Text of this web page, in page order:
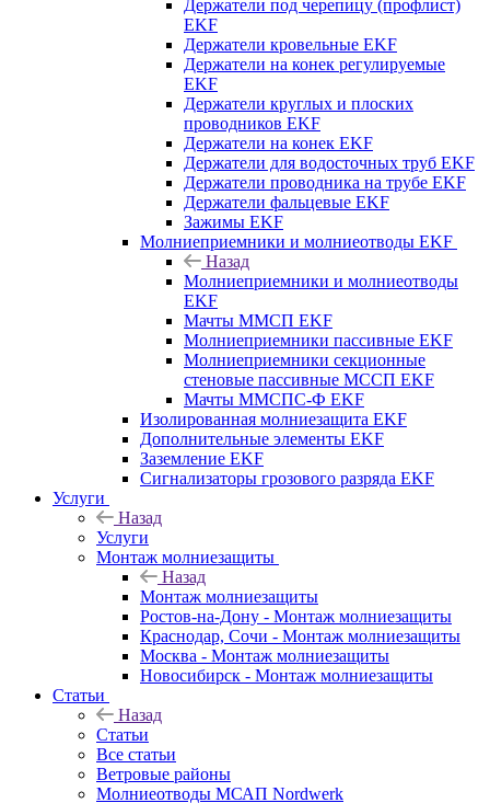
Держатели под черепицу (профлист)
EKF
Держатели кровельные EKF
Держатели на конек регулируемые
EKF
Держатели круглых и плоских
проводников EKF
Держатели на конек EKF
Держатели для водосточных труб EKF
Держатели проводника на трубе EKF
Держатели фальцевые EKF
Зажимы EKF
Молниеприемники и молниеотводы EKF
Назад
Молниеприемники и молниеотводы
EKF
Мачты ММСП EKF
Молниеприемники пассивные EKF
Молниеприемники секционные
стеновые пассивные МССП EKF
Мачты ММСПС-Ф EKF
Изолированная молниезащита EKF
Дополнительные элементы EKF
Заземление EKF
Сигнализаторы грозового разряда EKF
Услуги
Назад
Услуги
Монтаж молниезащиты
Назад
Монтаж молниезащиты
Ростов-на-Дону - Монтаж молниезащиты
Краснодар, Сочи - Монтаж молниезащиты
Москва - Монтаж молниезащиты
Новосибирск - Монтаж молниезащиты
Статьи
Назад
Статьи
Все статьи
Ветровые районы
Молниеотводы МСАП Nordwerk